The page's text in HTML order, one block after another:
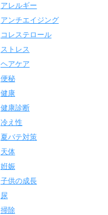
アレルギー
アンチエイジング
コレステロール
ストレス
ヘアケア
便秘
健康
健康診断
冷え性
夏バテ対策
天体
姙娠
子供の成長
尿
掃除